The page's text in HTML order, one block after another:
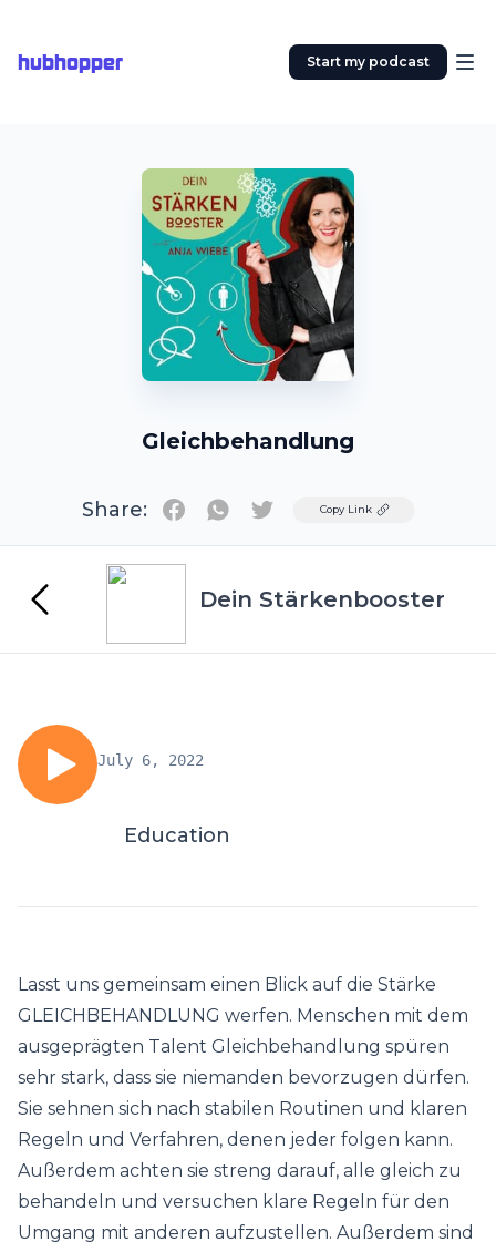
hubhopper Start my podcast
Gleichbehandlung
Share: TwitterCopy Link
Dein Stärkenbooster
July 6, 2022
Education
Lasst uns gemeinsam einen Blick auf die Stärke
GLEICHBEHANDLUNG werfen. Menschen mit dem
ausgeprägten Talent Gleichbehandlung spüren
sehr stark, dass sie niemanden bevorzugen dürfen.
Sie sehnen sich nach stabilen Routinen und klaren
Regeln und Verfahren, denen jeder folgen kann.
Außerdem achten sie streng darauf, alle gleich zu
behandeln und versuchen klare Regeln für den
Umgang mit anderen aufzustellen. Außerdem sind